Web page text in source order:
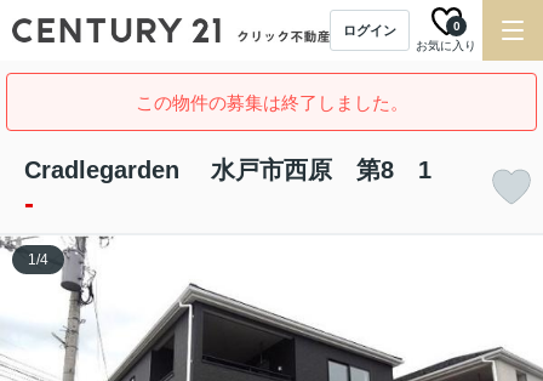
ログイン
お気に入り
0
この物件の募集は終了しました。
Cradlegarden 水戸市西原 第8 1
-
1/4